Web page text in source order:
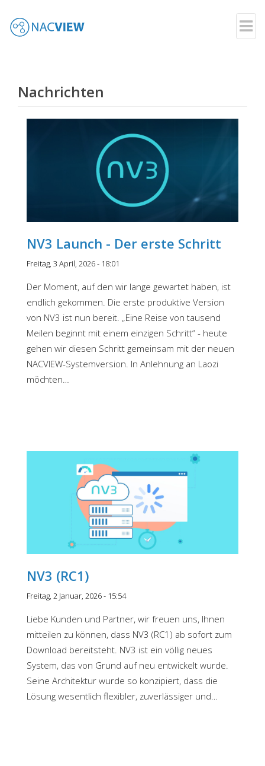
Direkt
Nachrichten
NV3 Launch - Der erste Schritt
Freitag, 3 April, 2026 - 18:01
Der Moment, auf den wir lange gewartet haben, ist
endlich gekommen. Die erste produktive Version
von NV3 ist nun bereit. „Eine Reise von tausend
Meilen beginnt mit einem einzigen Schritt“ - heute
gehen wir diesen Schritt gemeinsam mit der neuen
NACVIEW-Systemversion. In Anlehnung an Laozi
möchten…
NV3 (RC1)
Freitag, 2 Januar, 2026 - 15:54
Liebe Kunden und Partner, wir freuen uns, Ihnen
mitteilen zu können, dass NV3 (RC1) ab sofort zum
Download bereitsteht. NV3 ist ein völlig neues
System, das von Grund auf neu entwickelt wurde.
Seine Architektur wurde so konzipiert, dass die
Lösung wesentlich flexibler, zuverlässiger und…